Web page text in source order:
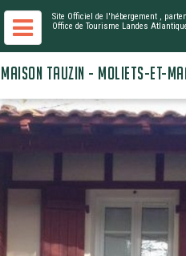
Site Officiel de l'hébergement ,
Office de Tourisme Landes
MAISON TAUZIN - MOLIETS-ET-